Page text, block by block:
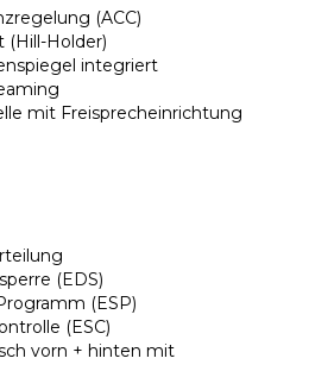
(ACC)
(Hill-Holder)
integriert
mit Freisprecheinrichtung
(EDS)
(ESP)
(ESC)
vorn + hinten mit